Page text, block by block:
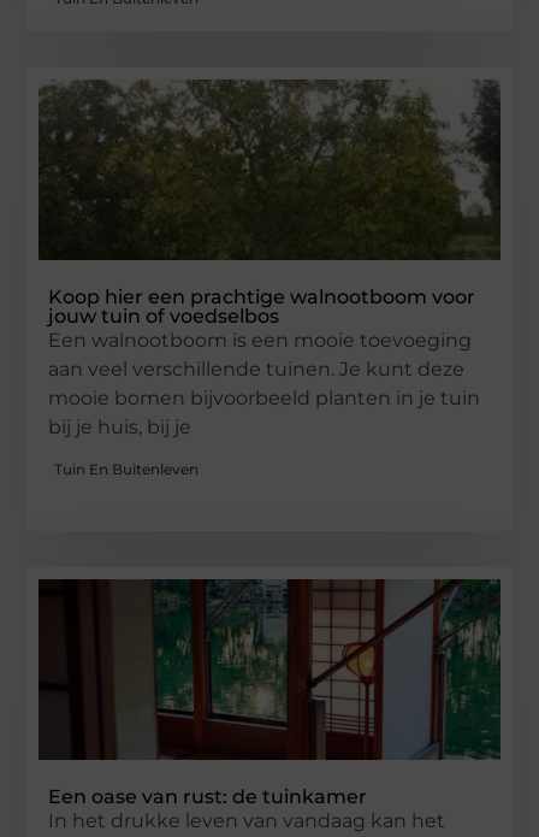
Koop hier een prachtige walnootboom voor
jouw tuin of voedselbos
Een walnootboom is een mooie toevoeging
aan veel verschillende tuinen. Je kunt deze
mooie bomen bijvoorbeeld planten in je tuin
bij je huis, bij je
Tuin En Buitenleven
Een oase van rust: de tuinkamer
In het drukke leven van vandaag kan het